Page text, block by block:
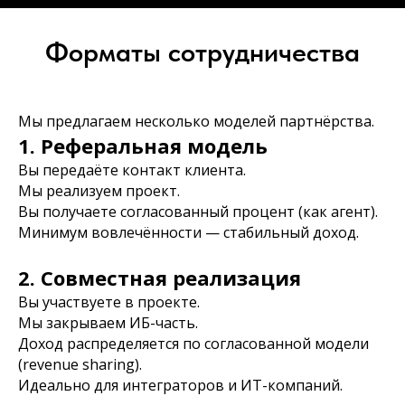
Форматы сотрудничества
Мы предлагаем несколько моделей партнёрства.
1. Реферальная модель
Вы передаёте контакт клиента.
Мы реализуем проект.
Вы получаете согласованный процент (как агент).
Минимум вовлечённости — стабильный доход.
2. Совместная реализация
Вы участвуете в проекте.
Мы закрываем ИБ-часть.
Доход распределяется по согласованной модели
(revenue sharing).
Идеально для интеграторов и ИТ-компаний.